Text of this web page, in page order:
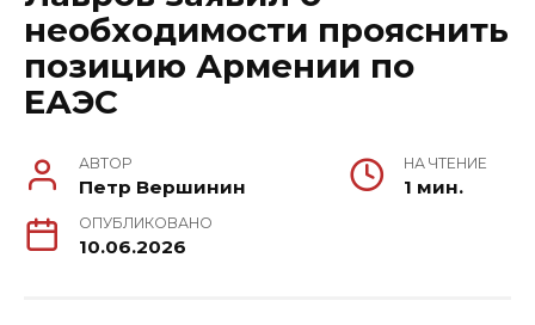
необходимости прояснить
позицию Армении по
ЕАЭС
АВТОР
Петр Вершинин
НА ЧТЕНИЕ
1 мин.
ОПУБЛИКОВАНО
10.06.2026